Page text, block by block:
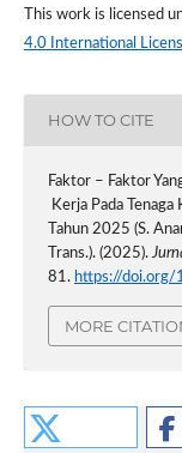
This work is licensed
4.0 International
HOW TO CITE
Faktor – Faktor
Kerja Pada
Tahun 2025 (S.
Trans.). (2025).
81. https://
MORE